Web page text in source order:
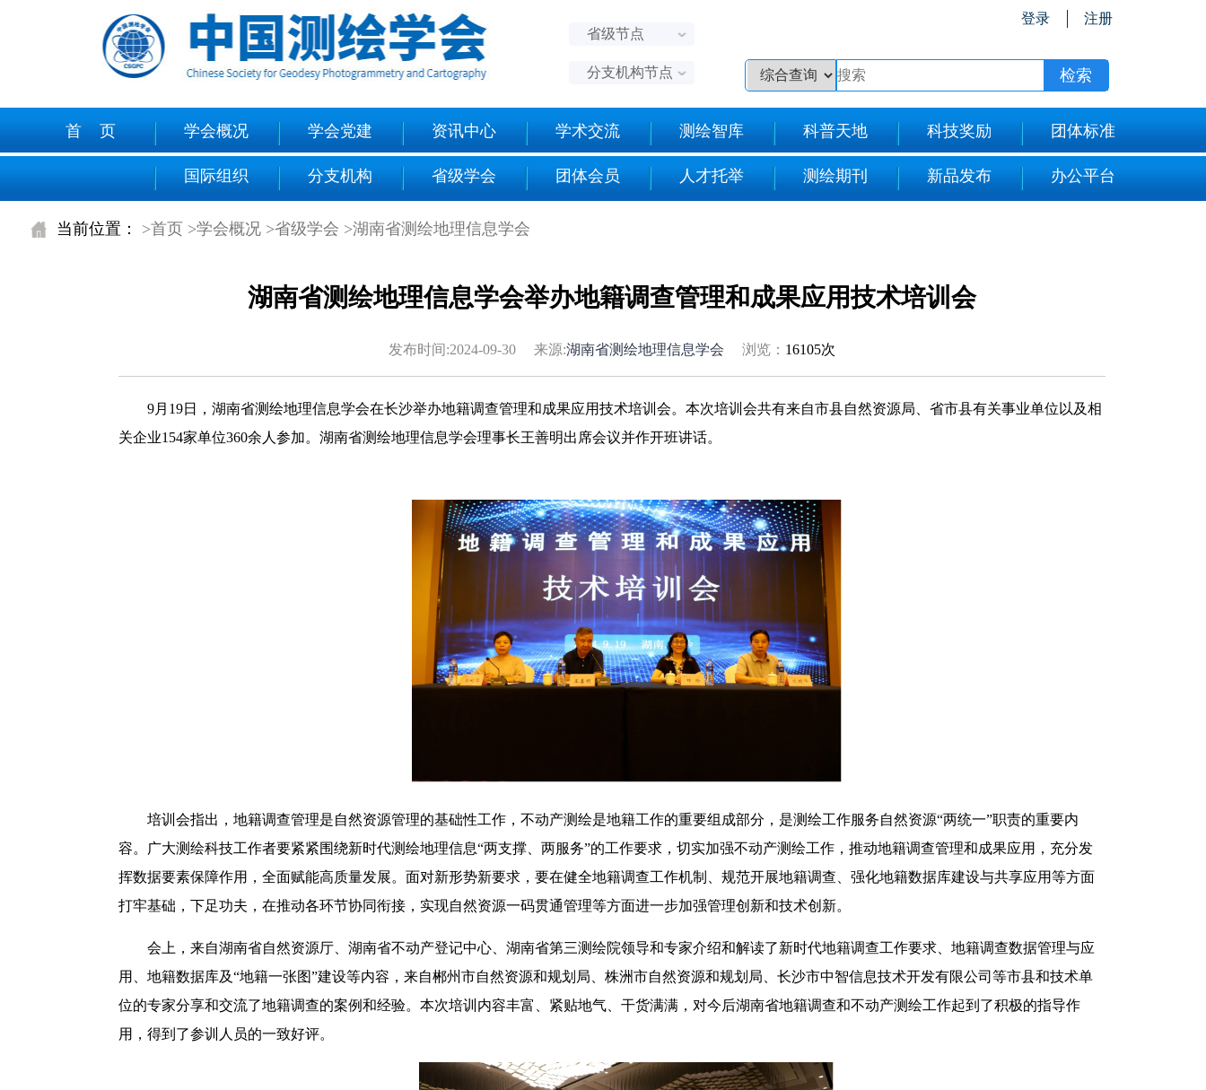
省级节点
分支机构节点
登录 注册
首 页 学会概况 学会党建 资讯中心 学术交流 测绘智库 科普天地 科技奖励 团体标准
国际组织 分支机构 省级学会 团体会员 人才托举 测绘期刊 新品发布 办公平台
当前位置： >首页 >学会概况 >省级学会 >湖南省测绘地理信息学会
湖南省测绘地理信息学会举办地籍调查管理和成果应用技术培训会
发布时间:2024-09-30 来源:湖南省测绘地理信息学会 浏览： 16105次
9月19日，湖南省测绘地理信息学会在长沙举办地籍调查管理和成果应用技术培训会。本次培训会共有来自市县自然资源局、省市县有关事业单位以及相
关企业154家单位360余人参加。湖南省测绘地理信息学会理事长王善明出席会议并作开班讲话。
培训会指出，地籍调查管理是自然资源管理的基础性工作，不动产测绘是地籍工作的重要组成部分，是测绘工作服务自然资源“两统一”职责的重要内
容。广大测绘科技工作者要紧紧围绕新时代测绘地理信息“两支撑、两服务”的工作要求，切实加强不动产测绘工作，推动地籍调查管理和成果应用，充分发
挥数据要素保障作用，全面赋能高质量发展。面对新形势新要求，要在健全地籍调查工作机制、规范开展地籍调查、强化地籍数据库建设与共享应用等方面
打牢基础，下足功夫，在推动各环节协同衔接，实现自然资源一码贯通管理等方面进一步加强管理创新和技术创新。
会上，来自湖南省自然资源厅、湖南省不动产登记中心、湖南省第三测绘院领导和专家介绍和解读了新时代地籍调查工作要求、地籍调查数据管理与应
用、地籍数据库及“地籍一张图”建设等内容，来自郴州市自然资源和规划局、株洲市自然资源和规划局、长沙市中智信息技术开发有限公司等市县和技术单
位的专家分享和交流了地籍调查的案例和经验。本次培训内容丰富、紧贴地气、干货满满，对今后湖南省地籍调查和不动产测绘工作起到了积极的指导作
用，得到了参训人员的一致好评。